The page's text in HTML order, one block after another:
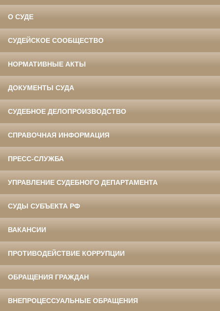
О СУДЕ
СУДЕЙСКОЕ СООБЩЕСТВО
НОРМАТИВНЫЕ АКТЫ
ДОКУМЕНТЫ СУДА
СУДЕБНОЕ ДЕЛОПРОИЗВОДСТВО
СПРАВОЧНАЯ ИНФОРМАЦИЯ
ПРЕСС-СЛУЖБА
УПРАВЛЕНИЕ СУДЕБНОГО ДЕПАРТАМЕНТА
СУДЫ СУБЪЕКТА РФ
ВАКАНСИИ
ПРОТИВОДЕЙСТВИЕ КОРРУПЦИИ
ОБРАЩЕНИЯ ГРАЖДАН
ВНЕПРОЦЕССУАЛЬНЫЕ ОБРАЩЕНИЯ